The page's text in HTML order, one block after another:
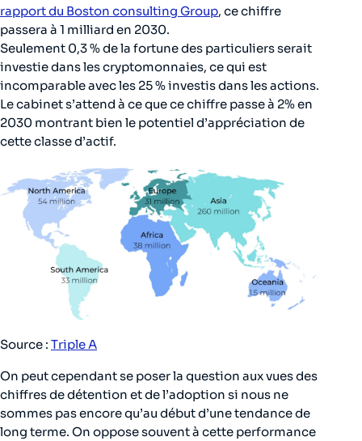
rapport du Boston consulting Group, ce chiffre
passera à 1 milliard en 2030.
Seulement 0,3 % de la fortune des particuliers serait
investie dans les cryptomonnaies, ce qui est
incomparable avec les 25 % investis dans les actions.
Le cabinet s’attend à ce que ce chiffre passe à 2% en
2030 montrant bien le potentiel d’appréciation de
cette classe d’actif.
Source : Triple A
On peut cependant se poser la question aux vues des
chiffres de détention et de l’adoption si nous ne
sommes pas encore qu’au début d’une tendance de
long terme. On oppose souvent à cette performance